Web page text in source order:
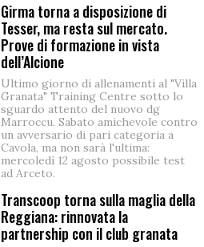
Girma torna a disposizione di
Tesser, ma resta sul mercato.
Prove di formazione in vista
dell’Alcione
Ultimo giorno di allenamenti al "Villa
Granata" Training Centre sotto lo
sguardo attento del nuovo dg
Marroccu. Sabato amichevole contro
un avversario di pari categoria a
Cavola, ma non sarà l'ultima:
mercoledì 12 agosto possibile test
ad Arceto.
Transcoop torna sulla maglia della
Reggiana: rinnovata la
partnership con il club granata